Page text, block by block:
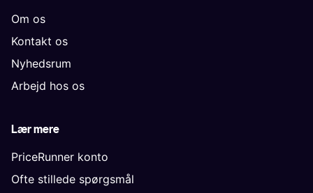
Om os
Kontakt os
Nyhedsrum
Arbejd hos os
Lær mere
PriceRunner konto
Ofte stillede spørgsmål